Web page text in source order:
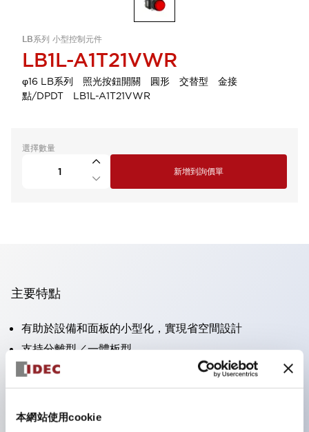
本網站使用cookie
LB系列 小型控制元件
LB1L-A1T21VWR
φ16 LB系列 照光按鈕開關 圓形 交替型 金接
點/DPDT LB1L-A1T21VWR
選擇數量
新增到詢價單
主要特點
有助於設備和面板的小型化，實現省空間設計
支持分離型／一體板型
豐富的顏色變化
也提供可標記的照光鏡片類型（非照光）
提供2檔、3檔、照光型、帶鎖選擇開關以及蜂鳴器、撥